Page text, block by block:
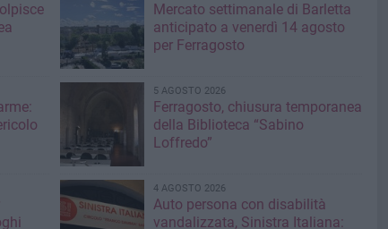
Mercato settimanale di Barletta
anticipato a venerdì 14 agosto
per Ferragosto
5 AGOSTO 2026
Ferragosto, chiusura temporanea
della Biblioteca “Sabino
Loffredo”
4 AGOSTO 2026
Auto persona con disabilità
vandalizzata, Sinistra Italiana: